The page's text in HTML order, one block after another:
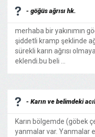
- göğüs ağrısı hk.
merhaba bir yakınımın
şiddetli kramp şeklinde
sürekli karın ağrısı
eklendi.bu beli ...
- Karın ve belimdeki
Karın bölgemde (göbek
yanmalar var. Yanmalar